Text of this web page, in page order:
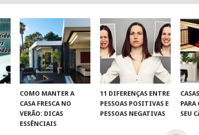
COMO MANTER A
CASA FRESCA NO
VERÃO: DICAS
ESSÊNCIAIS
11 DIFERENÇAS ENTRE
PESSOAS POSITIVAS E
PESSOAS NEGATIVAS
PARA
SEU